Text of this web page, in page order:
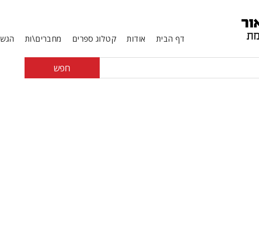
דף הבית אודות קטלוג ספרים מחברים\ות
חפש